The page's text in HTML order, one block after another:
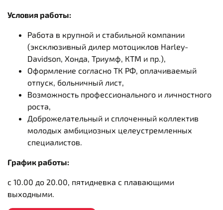
Условия работы:
Работа в крупной и стабильной компании
(эксклюзивный дилер мотоциклов Harley-
Davidson, Хонда, Триумф, КТМ и пр.),
Оформление согласно ТК РФ, оплачиваемый
отпуск, больничный лист,
Возможность профессионального и личностного
роста,
Доброжелательный и сплоченный коллектив
молодых амбициозных целеустремленных
специалистов.
График работы:
с 10.00 до 20.00, пятидневка с плавающими
выходными.